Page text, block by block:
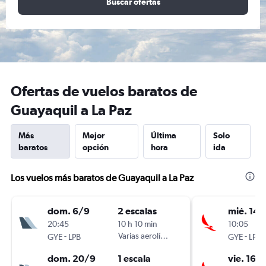
Ofertas de vuelos baratos de
Guayaquil a La Paz
Más
baratos
Mejor
opción
Última
hora
Solo
ida
Los vuelos más baratos de Guayaquil a La Paz
dom. 6/9
20:45
GYE- LPB
2 escalas
10 h 10 min
Varias aerolíneas
dom. 20/9 1 escala
mié. 14/
10:05
GYE- LPB
vie. 16/